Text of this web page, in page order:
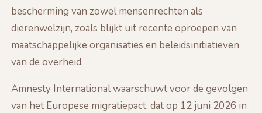
bescherming van zowel mensenrechten als
dierenwelzijn, zoals blijkt uit recente oproepen van
maatschappelijke organisaties en beleidsinitiatieven
van de overheid.
Amnesty International waarschuwt voor de gevolgen
van het Europese migratiepact, dat op 12 juni 2026 in